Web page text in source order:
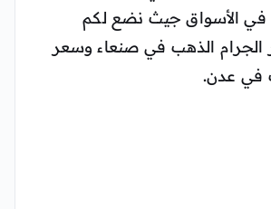
22-12-2024 في الأسواق جيث نضع لكم
الذهب في صنعاء وسعر
في عدن.